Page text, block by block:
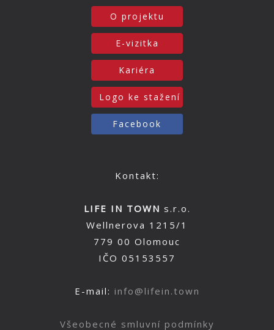
O projektu
E-vizitka
Kariéra
Logo ke stažení
Facebook
Kontakt:
LIFE IN TOWN s.r.o.
Wellnerova 1215/1
779 00 Olomouc
IČO 05153557
E-mail: info@lifein.town
Všeobecné smluvní podmínky